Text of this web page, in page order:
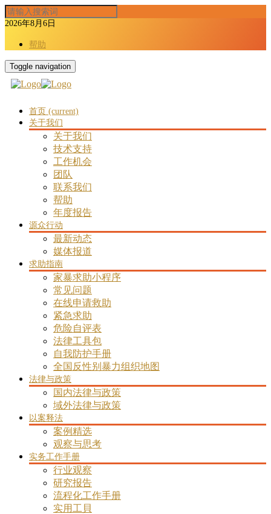
2026年8月6日
帮助
Toggle navigation
首页 (current)
关于我们
关于我们
技术支持
工作机会
团队
联系我们
帮助
年度报告
源众行动
最新动态
媒体报道
求助指南
家暴求助小程序
常见问题
在线申请救助
紧急求助
危险自评表
法律工具包
自我防护手册
全国反性别暴力组织地图
法律与政策
国内法律与政策
域外法律与政策
以案释法
案例精选
观察与思考
实务工作手册
行业观察
研究报告
流程化工作手册
实用工貝